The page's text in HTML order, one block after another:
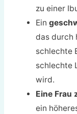
zu einer
Ein
das durch
schlechte
schlechte
wird.
Eine Frau
ein